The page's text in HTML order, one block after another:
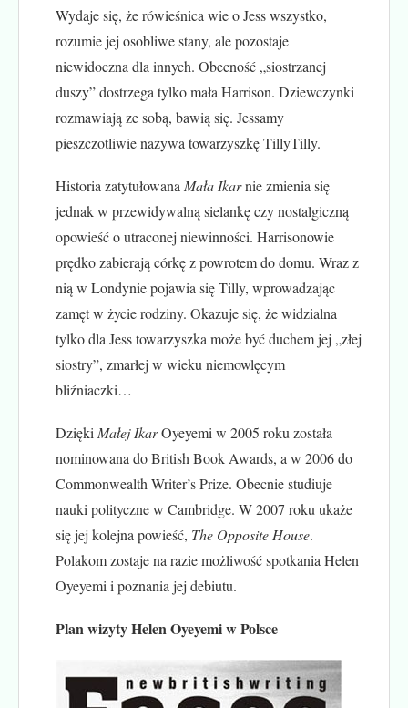
Wydaje się, że rówieśnica wie o Jess wszystko,
rozumie jej osobliwe stany, ale pozostaje
niewidoczna dla innych. Obecność „siostrzanej
duszy” dostrzega tylko mała Harrison. Dziewczynki
rozmawiają ze sobą, bawią się. Jessamy
pieszczotliwie nazywa towarzyszkę TillyTilly.
Historia zatytułowana Mała Ikarnie zmienia się
jednak w przewidywalną sielankę czy nostalgiczną
opowieść o utraconej niewinności. Harrisonowie
prędko zabierają córkę z powrotem do domu. Wraz z
nią w Londynie pojawia się Tilly, wprowadzając
zamęt w życie rodziny. Okazuje się, że widzialna
tylko dla Jess towarzyszka może być duchem jej „złej
siostry”, zmarłej w wieku niemowlęcym
bliźniaczki…
Dzięki Małej IkarOyeyemi w 2005 roku została
nominowana do British Book Awards, a w 2006 do
Commonwealth Writer’s Prize. Obecnie studiuje
nauki polityczne w Cambridge. W 2007 roku ukaże
się jej kolejna powieść, The Opposite House.
Polakom zostaje na razie możliwość spotkania Helen
Oyeyemi i poznania jej debiutu.
Plan wizyty Helen Oyeyemi w Polsce